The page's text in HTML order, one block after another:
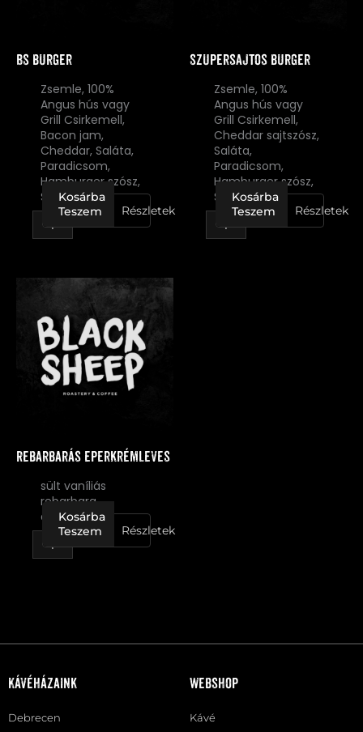
BS burger
Zsemle, 100%
Angus hús vagy
Grill Csirkemell,
Bacon jam,
Cheddar, Saláta,
Paradicsom,
Hamburger szósz,
Sült krumpli
Részletek
Kosárba
Teszem
Szupersajtos burger
Zsemle, 100%
Angus hús vagy
Grill Csirkemell,
Cheddar sajtszósz,
Saláta,
Paradicsom,
Hamburger szósz,
Sült krumpli
Részletek
Kosárba
Teszem
Rebarbarás eperkrémleves
sült vaníliás
rebarbara
darabokkal
Részletek
Rebarbarás
eperkrémleves
mennyiség
Kosárba
Teszem
Kávéházaink
Debrecen
Webshop
Kávé